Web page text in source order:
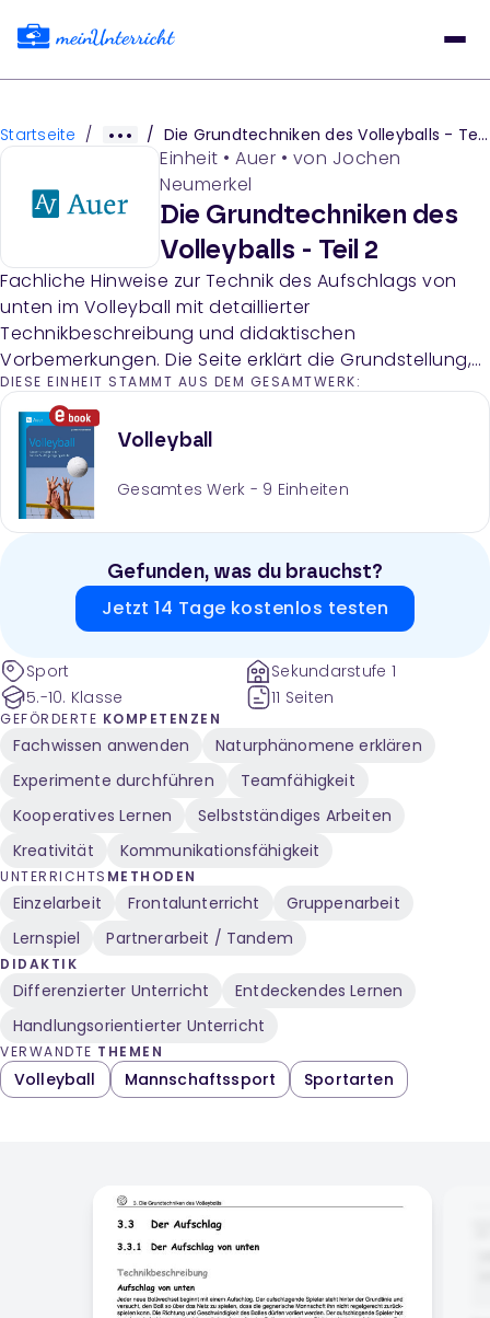
Startseite / / Die Grundtechniken des Volleyballs - Teil 2
Einheit • Auer • von Jochen
Neumerkel
Die Grundtechniken des
Volleyballs - Teil 2
Fachliche Hinweise zur Technik des Aufschlags von
unten im Volleyball mit detaillierter
Technikbeschreibung und didaktischen
Vorbemerkungen. Die Seite erklärt die Grundstellung,
Bewegungsabläufe und pädagogische Gründe für
die Vermittlung dieser Technik.
DIESE EINHEIT STAMMT AUS DEM GESAMTWERK:
Volleyball
Gesamtes Werk - 9 Einheiten
Gefunden, was du brauchst?
Jetzt 14 Tage kostenlos testen
Sport
5.-10. Klasse
Sekundarstufe 1
11 Seiten
GEFÖRDERTE KOMPETENZEN
Fachwissen anwenden
Naturphänomene erklären
Experimente durchführen
Teamfähigkeit
Kooperatives Lernen
Selbstständiges Arbeiten
Kreativität
Kommunikationsfähigkeit
UNTERRICHTS METHODEN
Einzelarbeit Frontalunterricht
Gruppenarbeit
Lernspiel
Partnerarbeit / Tandem
DIDAKTIK
Differenzierter Unterricht
Entdeckendes Lernen
Handlungsorientierter Unterricht
VERWANDTE THEMEN
Volleyball Mannschaftssport Sportarten